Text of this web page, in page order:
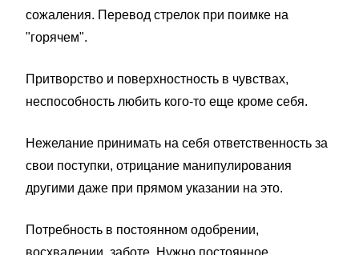
сожаления. Перевод стрелок при поимке на
"горячем".
Притворство и поверхностность в чувствах,
неспособность любить кого-то еще кроме себя.
Нежелание принимать на себя ответственность за
свои поступки, отрицание манипулирования
другими даже при прямом указании на это.
Потребность в постоянном одобрении,
восхвалении, заботе. Нужно постоянное